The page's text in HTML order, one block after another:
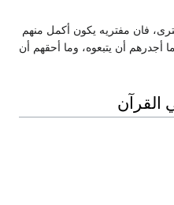
فان مفتريه يكون أكمل منهم
أجدرهم أن يتبعوه، وما أحقهم أن
القرآن